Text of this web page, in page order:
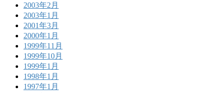
2003年2月
2003年1月
2001年3月
2000年1月
1999年11月
1999年10月
1999年1月
1998年1月
1997年1月